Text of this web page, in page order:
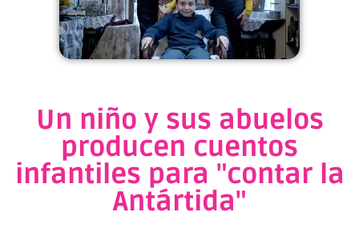
Un niño y sus abuelos
producen cuentos
infantiles para "contar la
Antártida"